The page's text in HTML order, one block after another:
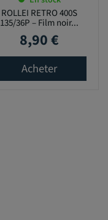
ROLLEI RETRO 400S
135/36P – Film noir...
Prix
8,90 €
Acheter